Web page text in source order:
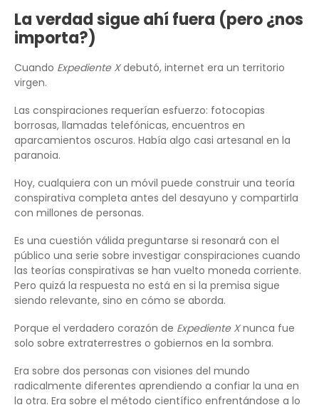
La verdad sigue ahí fuera (pero ¿nos
importa?)
Cuando Expediente Xdebutó, internet era un territorio
virgen.
Las conspiraciones requerían esfuerzo: fotocopias
borrosas, llamadas telefónicas, encuentros en
aparcamientos oscuros. Había algo casi artesanal en la
paranoia.
Hoy, cualquiera con un móvil puede construir una teoría
conspirativa completa antes del desayuno y compartirla
con millones de personas.
Es una cuestión válida preguntarse si resonará con el
público una serie sobre investigar conspiraciones cuando
las teorías conspirativas se han vuelto moneda corriente.
Pero quizá la respuesta no está en si la premisa sigue
siendo relevante, sino en cómo se aborda.
Porque el verdadero corazón de Expediente Xnunca fue
solo sobre extraterrestres o gobiernos en la sombra.
Era sobre dos personas con visiones del mundo
radicalmente diferentes aprendiendo a confiar la una en
la otra. Era sobre el método científico enfrentándose a lo